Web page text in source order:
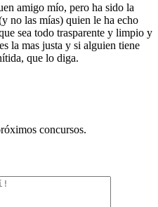
amigo mío, pero ha sido la
no las mías) quien le ha echo
sea todo trasparente y limpio y
la mas justa y si alguien tiene
que lo diga.
concursos.